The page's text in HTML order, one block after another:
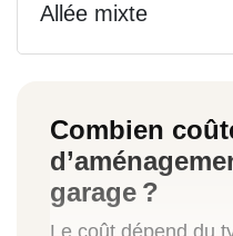
Allée mixte
Combien
garage ?